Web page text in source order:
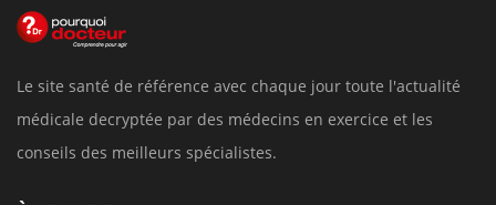
Le site santé de référence avec chaque jour toute l'actualité
médicale decryptée par des médecins en exercice et les
conseils des meilleurs spécialistes.